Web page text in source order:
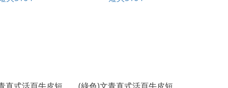
直式活頁牛皮短
(綠色)文青直式活頁牛皮短